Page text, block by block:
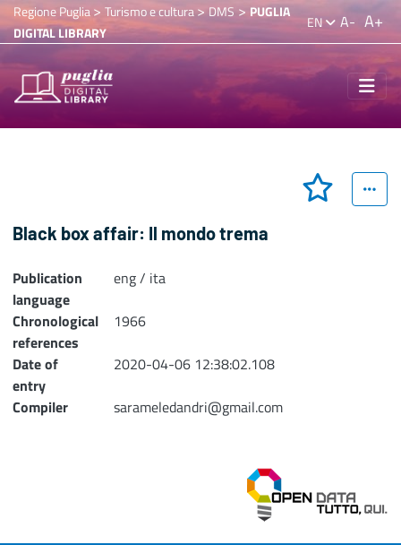
Regione Puglia> Turismo e cultura>DMS > PUGLIA
DIGITAL LIBRARY
EN A- A+
Black box affair: Il mondo trema
Publication
language
eng / ita
Chronological
references
1966
Date of
entry
2020-04-06 12:38:02.108
Compiler
sarameledandri@gmail.com